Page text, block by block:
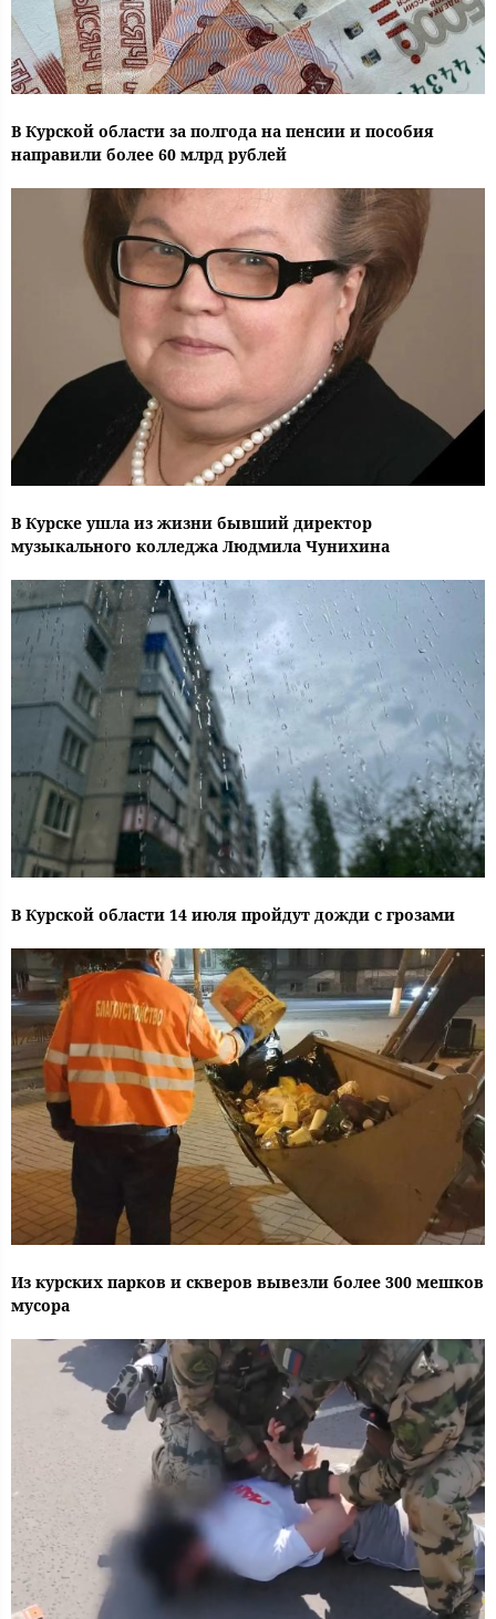
В Курской области за полгода на пенсии и пособия
направили более 60 млрд рублей
В Курске ушла из жизни бывший директор
музыкального колледжа Людмила Чунихина
В Курской области 14 июля пройдут дожди с грозами
Из курских парков и скверов вывезли более 300 мешков
мусора